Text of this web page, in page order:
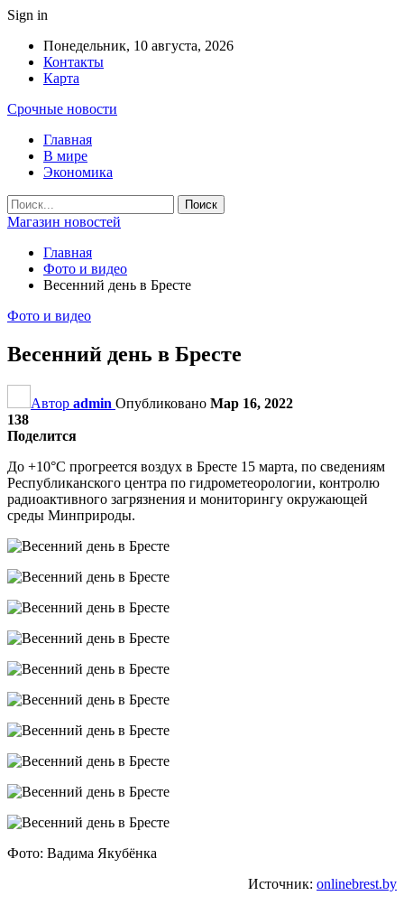
Sign in
Понедельник, 10 августа, 2026
Контакты
Карта
Срочные новости
Главная
В мире
Экономика
Магазин новостей
Главная
Фото и видео
Весенний день в Бресте
Фото и видео
Весенний день в Бресте
Автор admin Опубликовано Мар 16, 2022
138
Поделится
До +10°С прогреется воздух в Бресте 15 марта, по сведениям
Республиканского центра по гидрометеорологии, контролю
радиоактивного загрязнения и мониторингу окружающей
среды Минприроды.
Фото: Вадима Якубёнка
Источник: onlinebrest.by